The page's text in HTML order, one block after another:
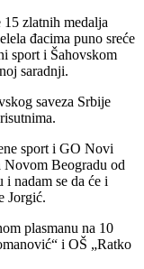
zlatnih medalja
đacima puno sreće
sport i Šahovskom
saradnji.
saveza Srbije
sport i GO Novi
Novom Beogradu od
nadam se da će i
Jorgić.
plasmanu na 10
i OŠ „Ratko